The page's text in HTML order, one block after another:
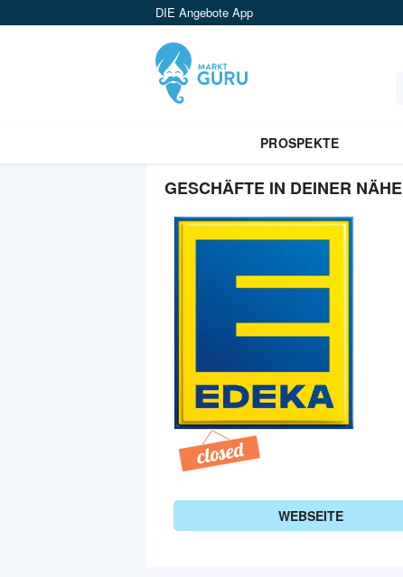
DIE Angebote App
PROSPEKTE
GESCHÄFTE IN DEINER NÄHE
WEBSEITE